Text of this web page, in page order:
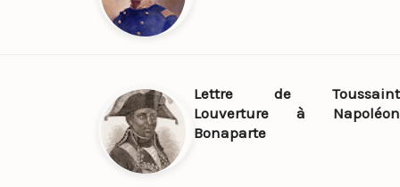
Lettre de Toussaint
Louverture à Napoléon
Bonaparte